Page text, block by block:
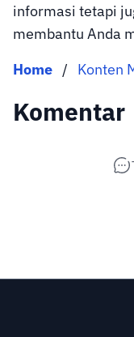
informasi tetapi
membantu Anda
Home / Konten
Komentar